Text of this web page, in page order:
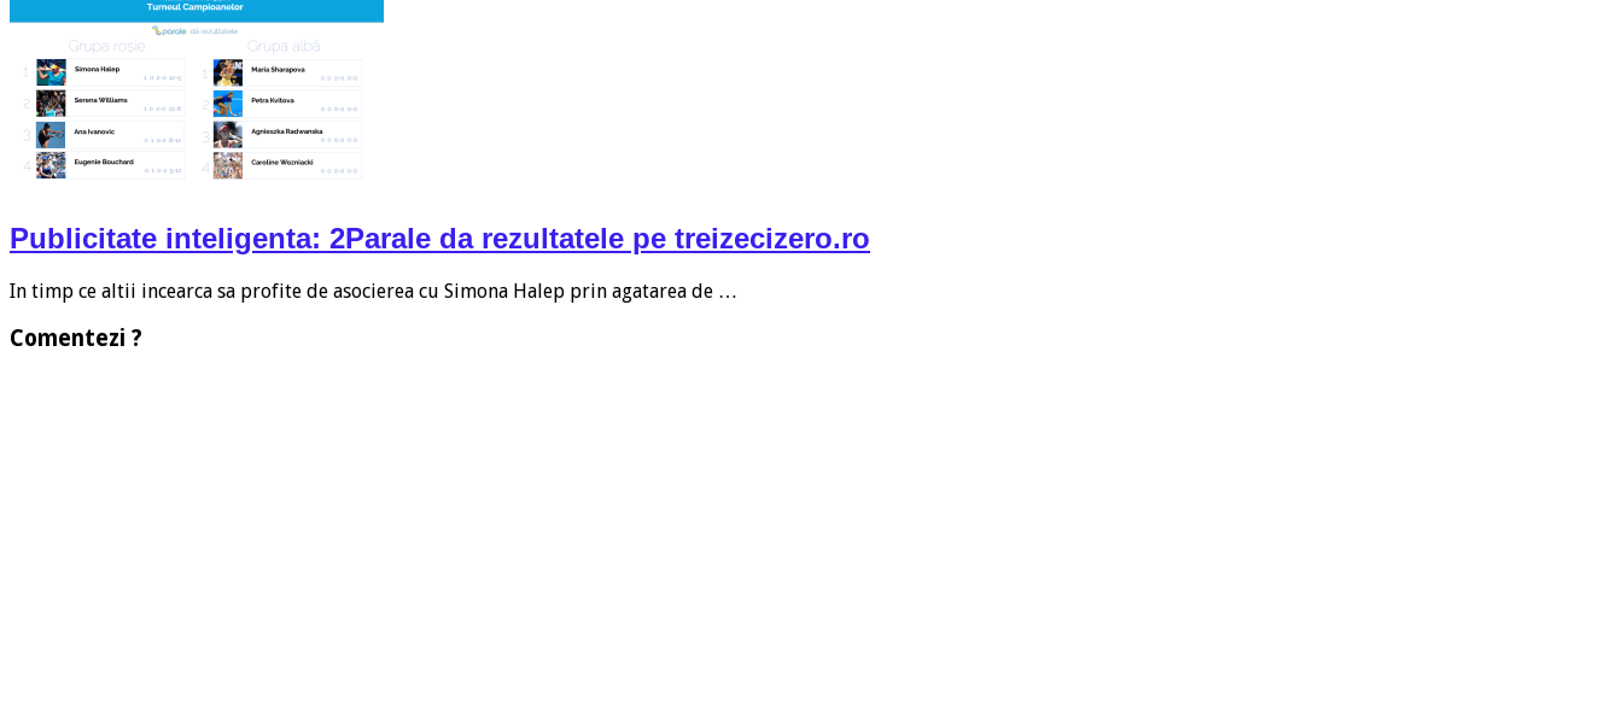
Publicitate inteligenta: 2Parale da rezultatele pe treizecizero.ro
In timp ce altii incearca sa profite de asocierea cu Simona Halep prin agatarea de …
Comentezi ?